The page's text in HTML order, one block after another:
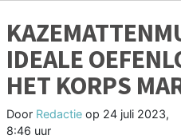
IDEALE
HET KORPS
Door Redactie op 24 juli 2023,
8:46 uur